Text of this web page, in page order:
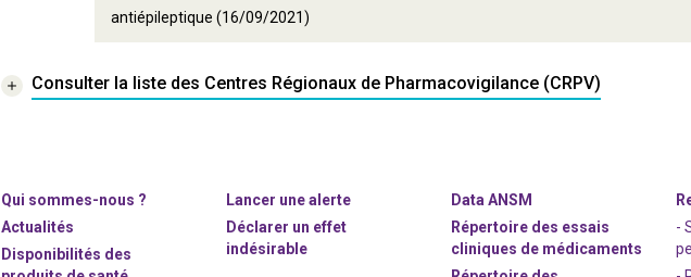
antiépileptique (16/09/2021)
Consulter la liste des Centres Régionaux de Pharmacovigilance (CRPV)
Qui sommes-nous ?
Actualités
Disponibilités des
Lancer une alerte
Déclarer un effet
indésirable
Data ANSM
Répertoire des essais
cliniques de médicaments
-